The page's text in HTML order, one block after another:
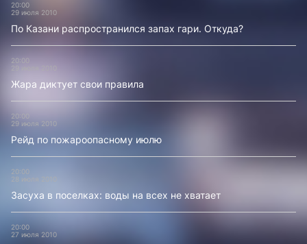
20:00
29 июля 2010
По Казани распространился запах гари. Откуда?
20:00
Жара диктует свои правила
20:00
29 июля 2010
Рейд по пожароопасному июлю
20:00
28 июля 2010
Засуха в поселках: воды на всех не хватает
20:00
27 июля 2010